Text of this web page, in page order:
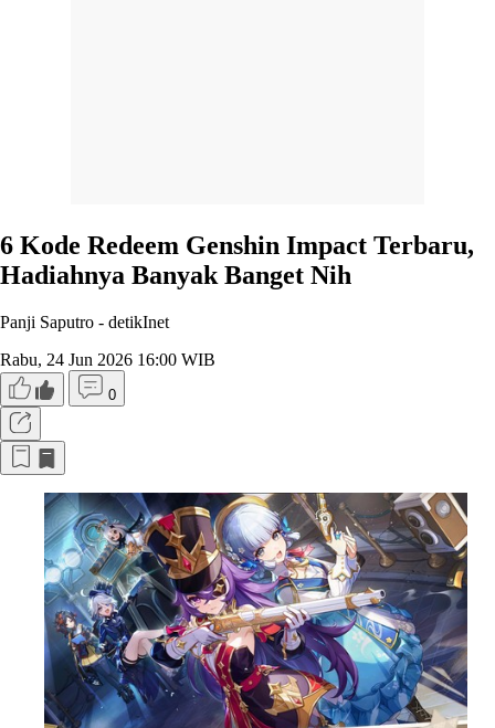
6 Kode Redeem Genshin Impact Terbaru,
Hadiahnya Banyak Banget Nih
Panji Saputro - detikInet
Rabu, 24 Jun 2026 16:00 WIB
0